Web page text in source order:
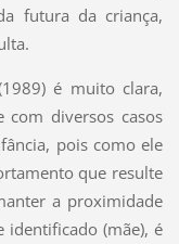
futura da criança,
é muito clara,
com diversos casos
pois como ele
que resulte
a proximidade
(mãe), é